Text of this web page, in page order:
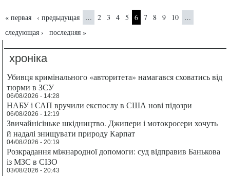
Страницы
« первая ‹ предыдущая … 2 3 4 5 6 7 8 9 10 …
следующая › последняя »
хроніка
Убивця кримінального «авторитета» намагався сховатись від
тюрми в ЗСУ
06/08/2026 - 14:28
НАБУ і САП вручили експослу в США нові підозри
06/08/2026 - 12:19
Звичайнісіньке шкідництво. Джипери і мотокросери хочуть
й надалі знищувати природу Карпат
04/08/2026 - 20:19
Розкрадання міжнародної допомоги: суд відправив Банькова
із МЗС в СІЗО
03/08/2026 - 20:43